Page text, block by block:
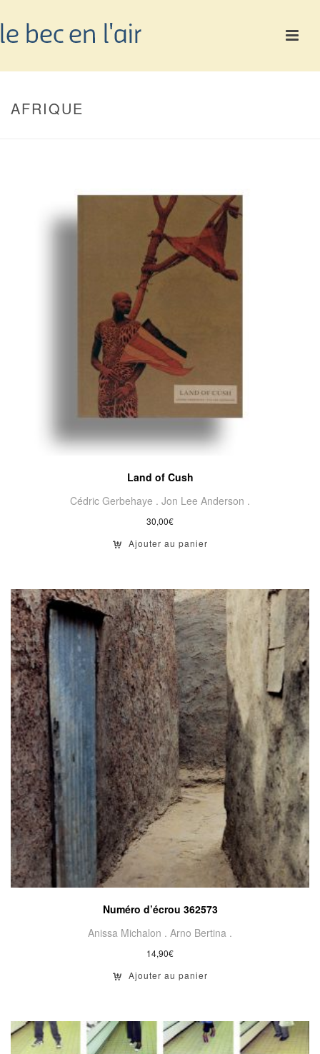
AFRIQUE
Land of Cush
Cédric Gerbehaye . Jon Lee Anderson .
30,00€
Ajouter au panier
Numéro d’écrou 362573
Anissa Michalon . Arno Bertina .
14,90€
Ajouter au panier